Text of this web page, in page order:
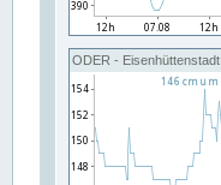
ODER - Eisenhüttenstadt